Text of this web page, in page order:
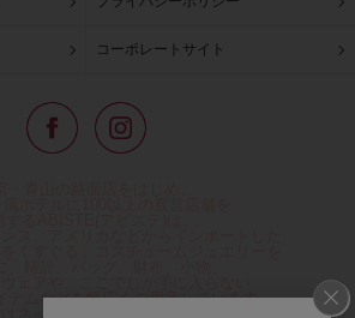
コーポレートサイト
テムなどを幅広くご用意しています。